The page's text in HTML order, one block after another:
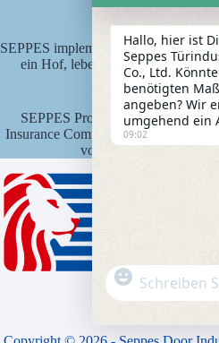
SEPPES implementiert den neuen
ein Hof, lebenslanger Service" als
SEPPES Produkte sind von der
Insurance Company of China mit
von 15 Millionen Yuan
Hallo, hier ist
Seppes
Co., Ltd.
benötigten
angeben? Wir
umgehend ein
09:02
"
+
h
WhatsApp-